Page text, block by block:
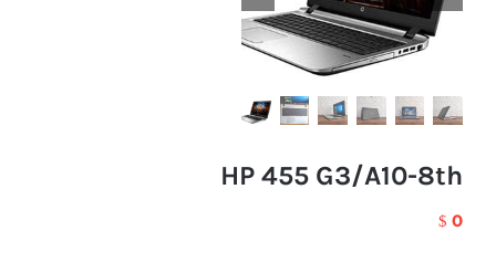
HP 455 G3/A10-8th
$ 0